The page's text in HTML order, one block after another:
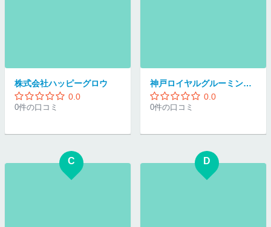
株式会社ハッピーグロウ
0.0
0件の口コミ
神戸ロイヤルグルーミング学院
0.0
0件の口コミ
C D